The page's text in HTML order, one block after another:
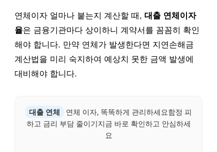
연체이자 얼마나 붙는지 계산할 때, 대출 연체이자
율은 금융기관마다 상이하니 계약서를 꼼꼼히 확인
해야 합니다. 만약 연체가 발생한다면 지연손해금
계산법을 미리 숙지하여 예상치 못한 금액 발생에
대비해야 합니다.
대출 연체
연체 이자, 똑똑하게 관리하세요함정 피
하고 금리 부담 줄이기지금 바로 확인하고 안심하세
요